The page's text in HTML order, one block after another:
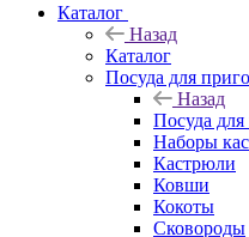
Каталог
Назад
Каталог
Посуда для
Назад
Посуда
Наборы
Кастрюли
Ковши
Кокоты
Сковороды